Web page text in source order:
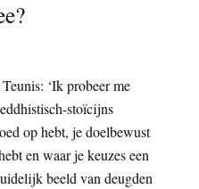
‘Ik probeer me
stoïcijns
op hebt, je doelbewust
en waar je keuzes een
beeld van deugden